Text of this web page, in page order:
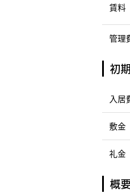
賃料
管理
初
入居
敷金
礼金
概